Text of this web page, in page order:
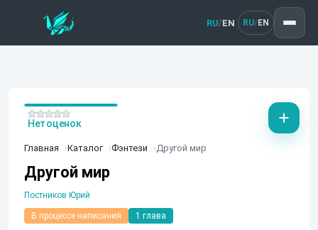
RU/EN RU/ EN
Главная Каталог Фэнтези Другой мир
Другой мир
Постников Юрий
В процессе написания 1 глава
Нет оценок